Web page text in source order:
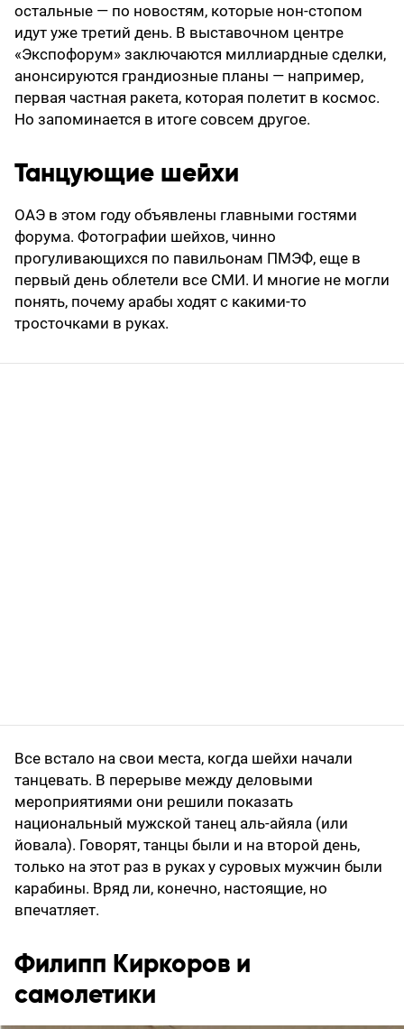
остальные — по новостям, которые нон-стопом
идут уже третий день. В выставочном центре
«Экспофорум» заключаются миллиардные сделки,
анонсируются грандиозные планы — например,
первая частная ракета, которая полетит в космос.
Но запоминается в итоге совсем другое.
Танцующие шейхи
ОАЭ в этом году объявлены главными гостями
форума. Фотографии шейхов, чинно
прогуливающихся по павильонам ПМЭФ, еще в
первый день облетели все СМИ. И многие не могли
понять, почему арабы ходят с какими-то
тросточками в руках.
Все встало на свои места, когда шейхи начали
танцевать. В перерыве между деловыми
мероприятиями они решили показать
национальный мужской танец аль-айяла (или
йовала). Говорят, танцы были и на второй день,
только на этот раз в руках у суровых мужчин были
карабины. Вряд ли, конечно, настоящие, но
впечатляет.
Филипп Киркоров и
самолетики